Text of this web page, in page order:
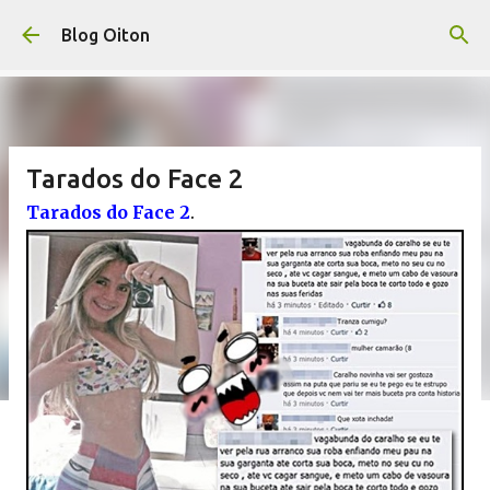
Pular para o conteúdo principal
Blog Oiton
Tarados do Face 2
Tarados do Face 2.